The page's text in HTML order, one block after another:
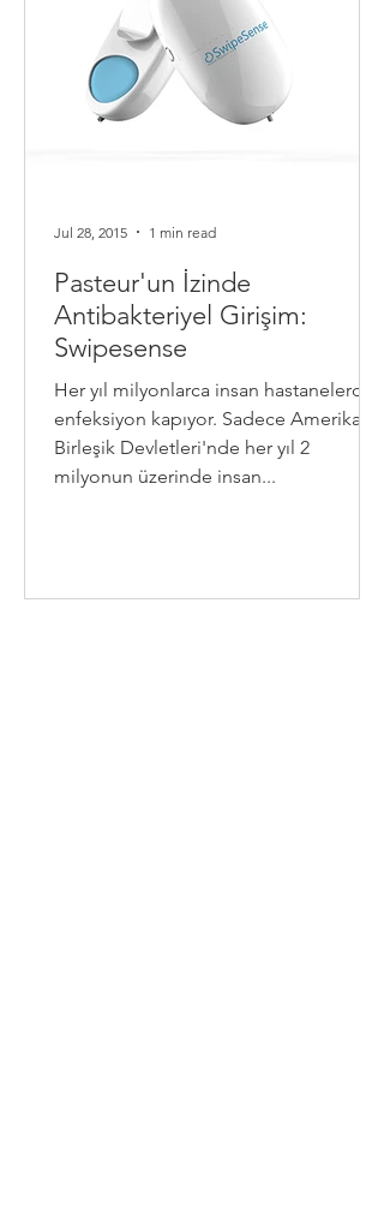
Pasteur'un İzinde
Antibakteriyel Girişim:
Swipesense
Her yıl milyonlarca insan hastanelerde
enfeksiyon kapıyor. Sadece Amerika
Birleşik Devletleri'nde her yıl 2
milyonun üzerinde insan...
Jul 28, 2015 1 min read